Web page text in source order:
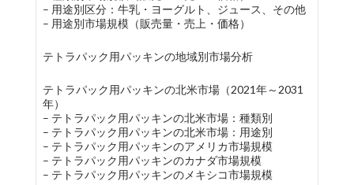
– 用途別区分：牛乳・ヨーグルト、ジュース、その他
– 用途別市場規模（販売量・売上・価格）
テトラパック用パッキンの地域別市場分析
テトラパック用パッキンの北米市場（2021年～2031
年）
– テトラパック用パッキンの北米市場：種類別
– テトラパック用パッキンの北米市場：用途別
– テトラパック用パッキンのアメリカ市場規模
– テトラパック用パッキンのカナダ市場規模
– テトラパック用パッキンのメキシコ市場規模